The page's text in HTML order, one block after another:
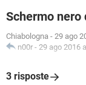
Schermo
Chiabologna - 29 ago
n00r - 29 ago 2016
3 risposte